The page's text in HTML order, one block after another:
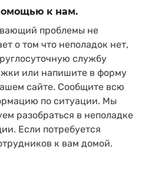
к нам.
проблемы не
о том что неполадок нет,
службу
или напишите в форму
сайте. Сообщите всю
по ситуации. Мы
разобраться в неполадке
Если потребуется
к вам домой.